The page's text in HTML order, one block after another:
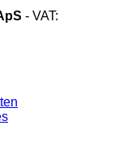
- VAT: